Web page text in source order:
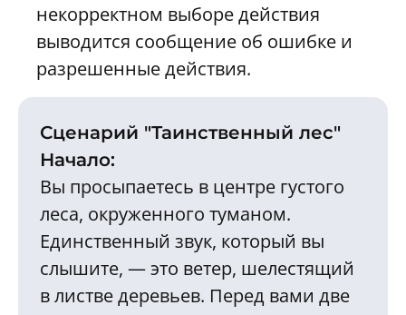
некорректном выборе действия
выводится сообщение об ошибке и
разрешенные действия.
Сценарий "Таинственный лес"
Начало:
Вы просыпаетесь в центре густого
леса, окруженного туманом.
Единственный звук, который вы
слышите, — это ветер, шелестящий
в листве деревьев. Перед вами две